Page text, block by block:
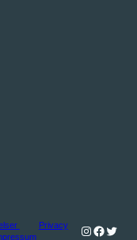
Privacy
Instagram